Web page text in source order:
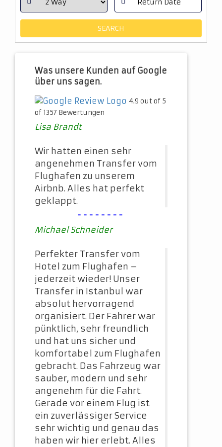
Was unsere Kunden auf Google
über uns sagen.
4.9 out of 5
of 1357 Bewertungen
Lisa Brandt
Wir hatten einen sehr
angenehmen Transfer vom
Flughafen zu unserem
Airbnb. Alles hat perfekt
geklappt.
--------
Michael Schneider
Perfekter Transfer vom
Hotel zum Flughafen –
jederzeit wieder! Unser
Transfer in Istanbul war
absolut hervorragend
organisiert. Der Fahrer war
pünktlich, sehr freundlich
und hat uns sicher und
komfortabel zum Flughafen
gebracht. Das Fahrzeug war
sauber, modern und sehr
angenehm für die Fahrt.
Gerade vor einem Flug ist
ein zuverlässiger Service
sehr wichtig und genau das
haben wir hier erlebt. Alles